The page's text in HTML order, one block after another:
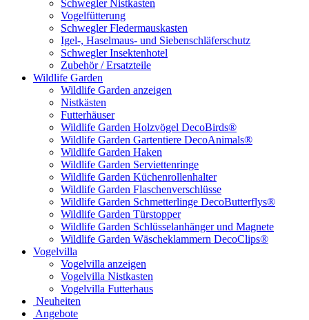
Schwegler Nistkasten
Vogelfütterung
Schwegler Fledermauskasten
Igel-, Haselmaus- und Siebenschläferschutz
Schwegler Insektenhotel
Zubehör / Ersatzteile
Wildlife Garden
Wildlife Garden anzeigen
Nistkästen
Futterhäuser
Wildlife Garden Holzvögel DecoBirds®
Wildlife Garden Gartentiere DecoAnimals®
Wildlife Garden Haken
Wildlife Garden Serviettenringe
Wildlife Garden Küchenrollenhalter
Wildlife Garden Flaschenverschlüsse
Wildlife Garden Schmetterlinge DecoButterflys®
Wildlife Garden Türstopper
Wildlife Garden Schlüsselanhänger und Magnete
Wildlife Garden Wäscheklammern DecoClips®
Vogelvilla
Vogelvilla anzeigen
Vogelvilla Nistkasten
Vogelvilla Futterhaus
Neuheiten
Angebote